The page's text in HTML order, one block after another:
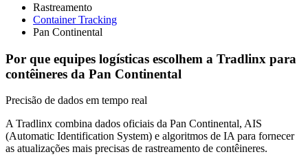
Rastreamento
Container Tracking
Pan Continental
Por que equipes logísticas escolhem a Tradlinx para
contêineres da Pan Continental
Precisão de dados em tempo real
A Tradlinx combina dados oficiais da Pan Continental, AIS
(Automatic Identification System) e algoritmos de IA para fornecer
as atualizações mais precisas de rastreamento de contêineres.